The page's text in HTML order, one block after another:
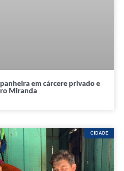
em cárcere privado e
Miranda
CIDADE